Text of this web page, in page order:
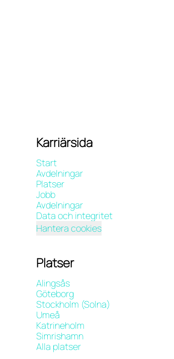
Karriärsida
Start
Avdelningar
Platser
Jobb
Avdelningar
Data och integritet
Hantera cookies
Platser
Alingsås
Göteborg
Stockholm (Solna)
Umeå
Katrineholm
Simrishamn
Alla platser